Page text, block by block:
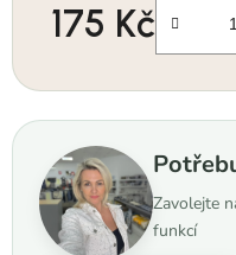
175 Kč
Zavolejte
funkcí